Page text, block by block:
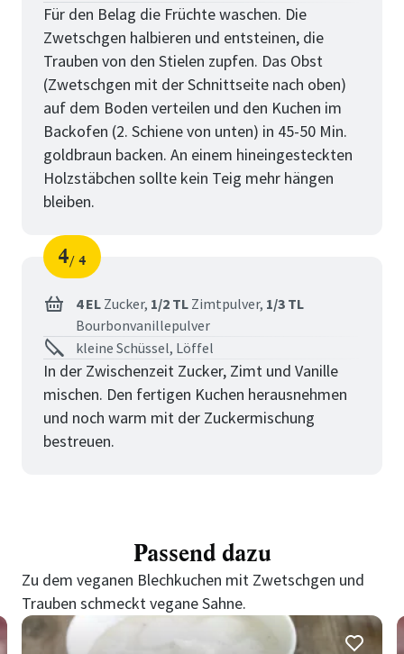
Für den Belag die Früchte waschen. Die
Zwetschgen halbieren und entsteinen, die
Trauben von den Stielen zupfen. Das Obst
(Zwetschgen mit der Schnittseite nach oben)
auf dem Boden verteilen und den Kuchen im
Backofen (2. Schiene von unten) in 45-50 Min.
goldbraun backen. An einem hineingesteckten
Holzstäbchen sollte kein Teig mehr hängen
bleiben.
Schritt
4
von
4
4 EL Zucker, 1/2 TL Zimtpulver, 1/3 TL
Bourbonvanillepulver
kleine Schüssel, Löffel
In der Zwischenzeit Zucker, Zimt und Vanille
mischen. Den fertigen Kuchen herausnehmen
und noch warm mit der Zuckermischung
bestreuen.
Passend dazu
Zu dem veganen Blechkuchen mit Zwetschgen und
Trauben schmeckt vegane Sahne.